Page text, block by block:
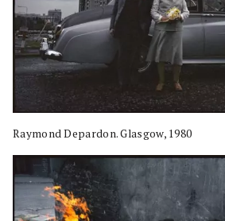
Raymond Depardon. Glasgow, 1980